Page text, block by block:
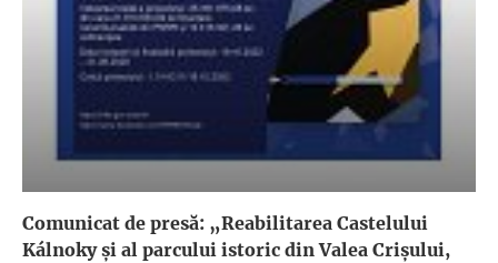
Comunicat de presă: „Reabilitarea Castelului
Kálnoky și al parcului istoric din Valea Crișului,